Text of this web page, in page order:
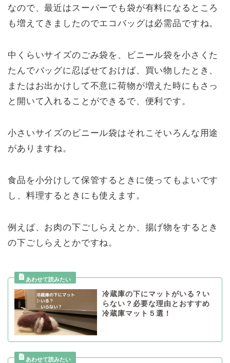
なので、最近はスーパーでも袋が有料になるところ
も増えてきましたのでエコバッグは必需品ですね。
中くらいサイズのごみ袋を、ビニール袋を小さくた
たんでバッグに忍ばせておけば、買い物したとき、
またはお出かけして不意に荷物が増えた時にもさっ
と開いて入れることができるで、便利です。
小さいサイズのビニール袋はそれこそいろんな用途
がありますね。
食品を小分けして保管するときに使ってもよいです
し、料理するときにも使えます。
例えば、お肉の下ごしらえとか、揚げ物をするとき
の下ごしらえとかですね。
冷蔵庫の下にマットがいる？い
らない？必要な理由とおすすめ
冷蔵庫マット５選！